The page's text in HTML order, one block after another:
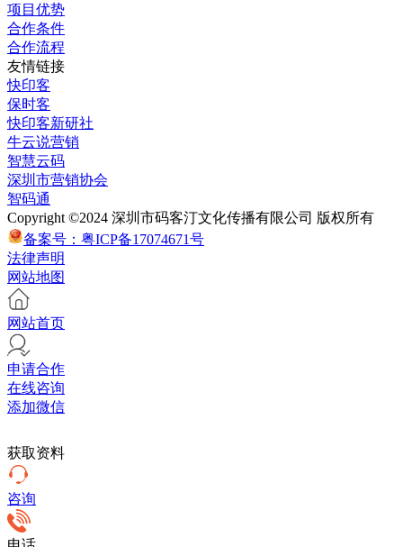
项目优势
合作条件
合作流程
友情链接
快印客
保时客
快印客新研社
牛云说营销
智慧云码
深圳市营销协会
智码通
Copyright ©2024 深圳市码客汀文化传播有限公司 版权所有
备案号：粤ICP备17074671号
法律声明
网站地图
网站首页
申请合作
在线咨询
添加微信
获取资料
咨询